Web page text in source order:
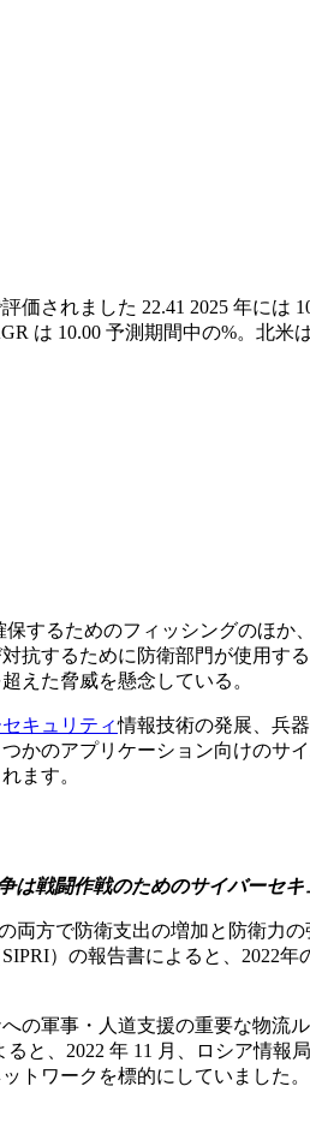
価されました 22.41 2025 年には
は 10.00 予測期間中の%。北米
するためのフィッシングのほ
抗するために防衛部門が使用
えた脅威を懸念している。
キュリティ情報技術の発展、兵
かのアプリケーション向けのサ
ます。
は戦闘作戦のためのサイバーセ
両方で防衛支出の増加と防衛力
）の報告書によると、2022
の軍事・人道支援の重要な物
と、2022 年 11 月、ロシア情報
トワークを標的にしていまし